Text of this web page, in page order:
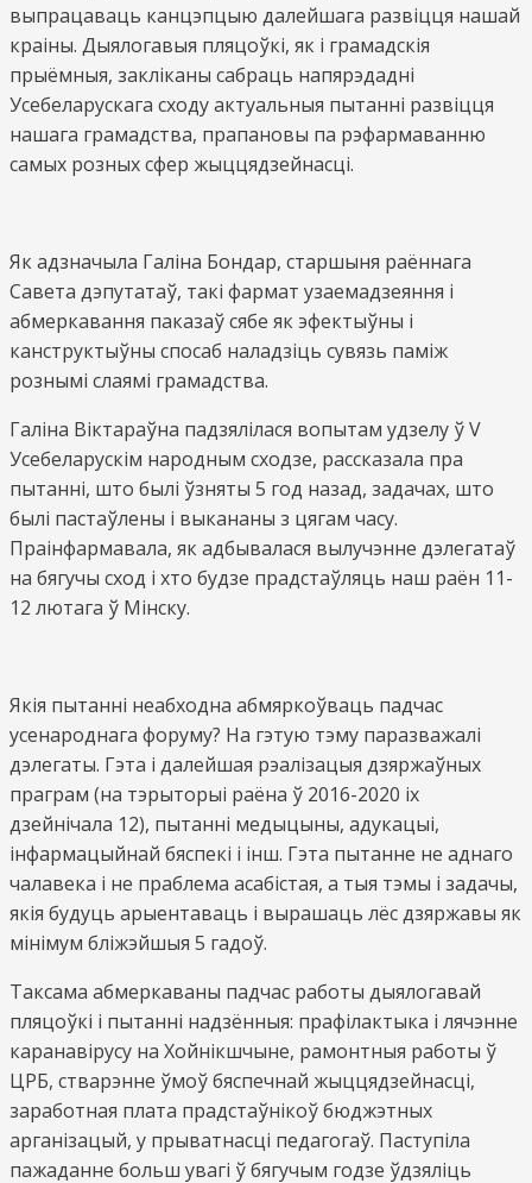
выпрацаваць канцэпцыю далейшага развіцця нашай
краіны. Дыялогавыя пляцоўкі, як і грамадскія
прыёмныя, закліканы сабраць напярэдадні
Усебеларускага сходу актуальныя пытанні развіцця
нашага грамадства, прапановы па рэфармаванню
самых розных сфер жыццядзейнасці.
Як адзначыла Галіна Бондар, старшыня раённага
Савета дэпутатаў, такі фармат узаемадзеяння і
абмеркавання паказаў сябе як эфектыўны і
канструктыўны спосаб наладзіць сувязь паміж
рознымі слаямі грамадства.
Галіна Віктараўна падзялілася вопытам удзелу ў V
Усебеларускім народным сходзе, рассказала пра
пытанні, што былі ўзняты 5 год назад, задачах, што
былі пастаўлены і выкананы з цягам часу.
Праінфармавала, як адбывалася вылучэнне дэлегатаў
на бягучы сход і хто будзе прадстаўляць наш раён 11-
12 лютага ў Мінску.
Якія пытанні неабходна абмяркоўваць падчас
усенароднага форуму? На гэтую тэму паразважалі
дэлегаты. Гэта і далейшая рэалізацыя дзяржаўных
праграм (на тэрыторыі раёна ў 2016-2020 іх
дзейнічала 12), пытанні медыцыны, адукацыі,
інфармацыйнай бяспекі і інш. Гэта пытанне не аднаго
чалавека і не праблема асабістая, а тыя тэмы і задачы,
якія будуць арыентаваць і вырашаць лёс дзяржавы як
мінімум бліжэйшыя 5 гадоў.
Таксама абмеркаваны падчас работы дыялогавай
пляцоўкі і пытанні надзённыя: прафілактыка і лячэнне
каранавірусу на Хойнікшчыне, рамонтныя работы ў
ЦРБ, стварэнне ўмоў бяспечнай жыццядзейнасці,
заработная плата прадстаўнікоў бюджэтных
арганізацый, у прыватнасці педагогаў. Паступіла
пажаданне больш увагі ў бягучым годзе ўдзяліць